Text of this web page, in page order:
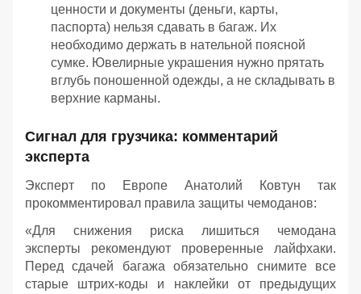
ценности и документы (деньги, карты,
паспорта) нельзя сдавать в багаж. Их
необходимо держать в нательной поясной
сумке. Ювелирные украшения нужно прятать
вглубь поношенной одежды, а не складывать в
верхние карманы.
Сигнал для грузчика: комментарий
эксперта
Эксперт по Европе Анатолий Ковтун так
прокомментировал правила защиты чемоданов:
«Для снижения риска лишиться чемодана
эксперты рекомендуют проверенные лайфхаки.
Перед сдачей багажа обязательно снимите все
старые штрих-коды и наклейки от предыдущих